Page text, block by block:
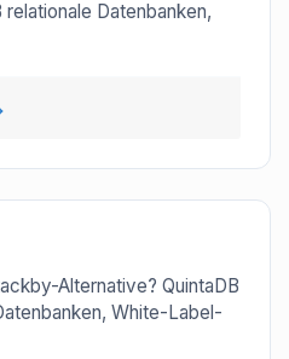
relationale Datenbanken,
Alternative? QuintaDB
White-Label-